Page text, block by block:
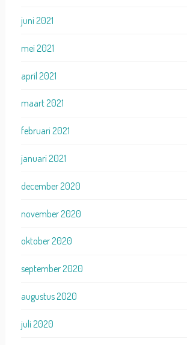
juni 2021
mei 2021
april 2021
maart 2021
februari 2021
januari 2021
december 2020
november 2020
oktober 2020
september 2020
augustus 2020
juli 2020